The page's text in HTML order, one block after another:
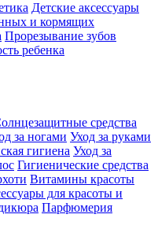
Детские аксессуары
и кормящих
Прорезывание зубов
ребенка
средства
за ногами Уход за руками
гигиена Уход за
Гигиенические средства
Витамины красоты
для красоты и
Парфюмерия